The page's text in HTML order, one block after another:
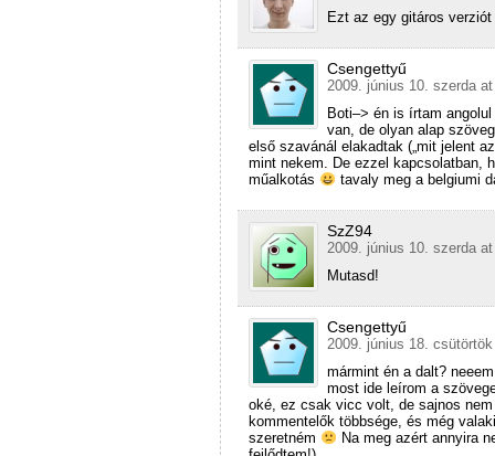
Ezt az egy gitáros
Csengettyű
2009. június 10. szerda
Boti–> én is írtam
van, de olyan alap
első szavánál elakadtak („mit jelent
mint nekem. De ezzel kapcsolatban,
műalkotás
tavaly meg a belgiumi
SzZ94
2009. június 10. szerda
Mutasd!
Csengettyű
2009. június 18.
mármint én a dalt?
most ide leírom a
oké, ez csak vicc volt, de sajnos
kommentelők többsége, és még
szeretném
Na meg azért annyira